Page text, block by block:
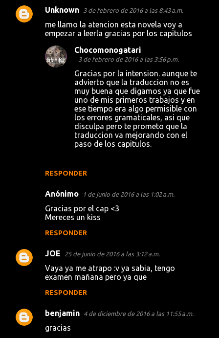
Unknown 3 de febrero de 2016 a las 8:43 a.m.
me llamo la atencion esta novela voy a
empezar a leerla gracias por los capitulos
RESPONDER
Chocomonogatari
3 de febrero de 2016 a las 3:56 p.m.
Gracias por la intension. aunque te
advierto que la traduccion no es
muy buena que digamos ya que fue
uno de mis primeros trabajos y en
ese tiempo era algo permisible con
los errores gramaticales, asi que
disculpa pero te prometo que la
traduccion va mejorando con el
paso de los capitulos.
Anónimo 1 de junio de 2016 a las 1:02 a.m.
Gracias por el cap <3
Mereces un kiss
RESPONDER
JOE 25 de junio de 2016 a las 3:12 a.m.
Vaya ya me atrapo :v ya sabia, tengo
examen mañana pero ya que
RESPONDER
benjamin 4 de diciembre de 2016 a las 11:55 a.m.
gracias